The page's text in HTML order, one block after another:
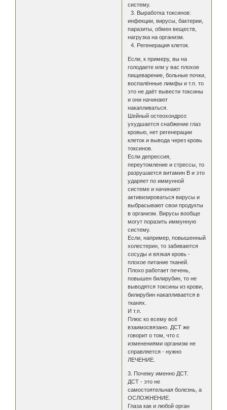
систему.
3. Выработка токсинов:
инфекции, вирусы, бактерии,
паразиты, обмен веществ,
нагрузка на организм.
4. Регенерация клеток.
Если, к примеру, вы на
голодаете или у вас плохое
пищеварение, больные почки,
воспалённые лимфы и т.п. то
это не даёт вывести токсины
и они начинают
накапливаться.
Шейный остеохондроз:
ухудшается снабжение глаз
кровью, нет регенерации
клеток и вывода через кровь
токсинов.
Если депрессия,
переутомление и стрессы, то
разрушается витамин В и это
ударяет по иммунной
системе и начинают
активизироваться вирусы и
выбрасывают свои продукты
в организм. Вирусы вообще
могут поразить иммунную
систему.
Если, например, повышенный
холестерин, то забиваются
сосуды и вязкая кровь -
плохое питание тканей.
Плохо работает печень,
повышен билирубин, то не
выводятся токсины из крови,
билирубин накапливается в
тканях.
И т.п.
Плюс ко всему всё
взаимосвязано. ДСТ же
говорит о том, что с
изменениями организм не
справляется - нужно
ЛЕЧЕНИЕ.
3. Почему именно ДСТ.
ДСТ - это не
самостоятельная болезнь, а
ОСЛОЖНЕНИЕ.
Глаза как и любой орган